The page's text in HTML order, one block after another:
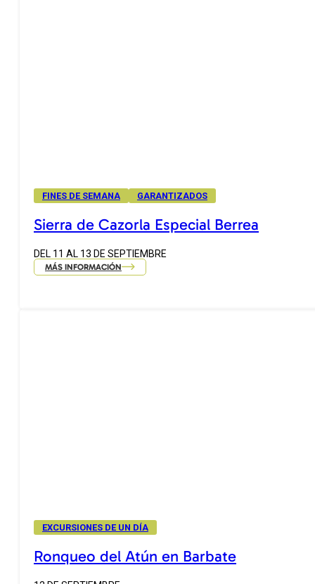
FINES DE SEMANA GARANTIZADOS
Sierra de Cazorla Especial Berrea
DEL 11 AL 13 DE SEPTIEMBRE
MÁS INFORMACIÓN
EXCURSIONES DE UN DÍA
Ronqueo del Atún en Barbate